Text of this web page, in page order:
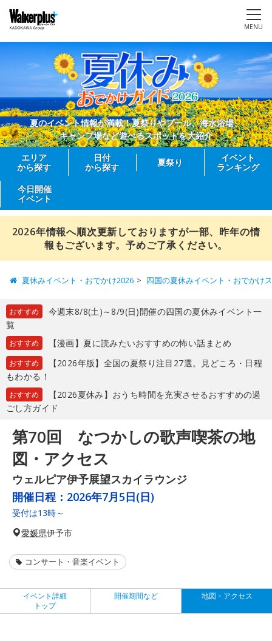
MENU
夏のイベント情報が満載！夏祭りやプール、海水浴場、
キャンプ場など遊べるスポットを大紹介
エリア
から探す
日付
から探す
夏祭り
イベント
ランキング
今日開催
イベント
2026年情報へ順次更新しておりますが一部、昨年の情
報もございます。予めご了承ください。
夏休みイベント・おでかけ2026 四国の夏休みイベント・おでかけ
おすすめ
今週末8/8(土)～8/9(日)開催の四国の夏休みイベント一
覧
おすすめ 【漫画】夏に読みたいおすすめの怖い話まとめ
おすすめ
【2026年版】全国の夏祭り注目27選。見どころ・日程
もわかる！
おすすめ
【2026夏休み】おうち時間を充実させるおすすめの過
ごし方ガイド
第70回 なつかしの歌声喫茶の地
図・アクセス
ウェルピア伊予展望スカイラウンジ
開催日程： 2026年7月5日(日)
受付は13時～
愛媛県伊予市
コンサート・音楽イベント
イベント詳細
トップ
開催期間など 地図・アクセス